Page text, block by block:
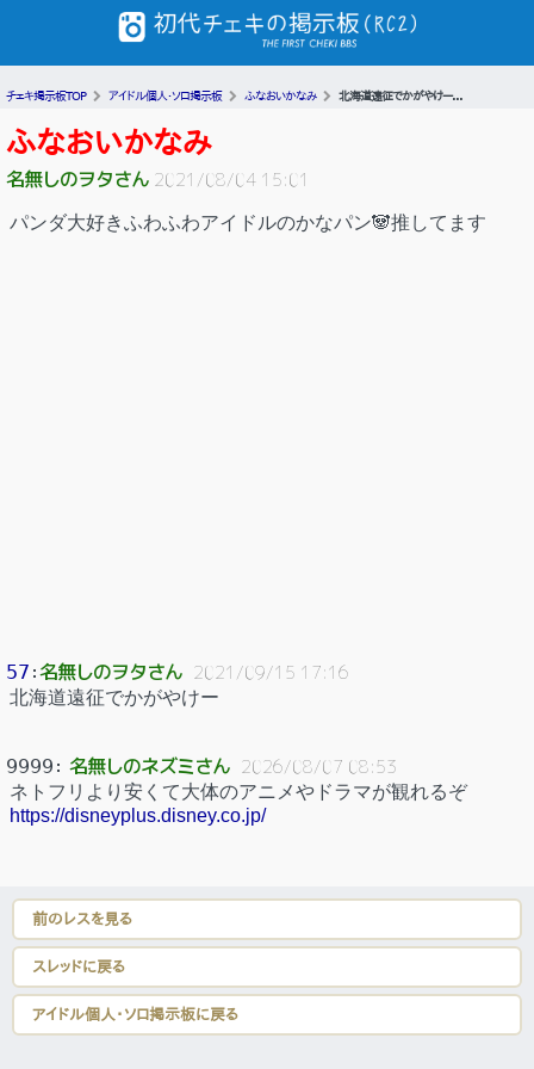
チェキ掲示板TOP アイドル個人・ソロ掲示板 ふなおいかなみ 北海道遠征でかがやけー...
ふなおいかなみ
名無しのヲタさん 2021/08/04 15:01
パンダ大好きふわふわアイドルのかなパン🐼推してます
57 ：名無しのヲタさん 2021/09/15 17:16
北海道遠征でかがやけー
9999 ： 名無しのネズミさん 2026/08/07 08:53
ネトフリより安くて大体のアニメやドラマが観れるぞ
https://disneyplus.disney.co.jp/
前のレスを見る
スレッドに戻る
アイドル個人・ソロ掲示板に戻る